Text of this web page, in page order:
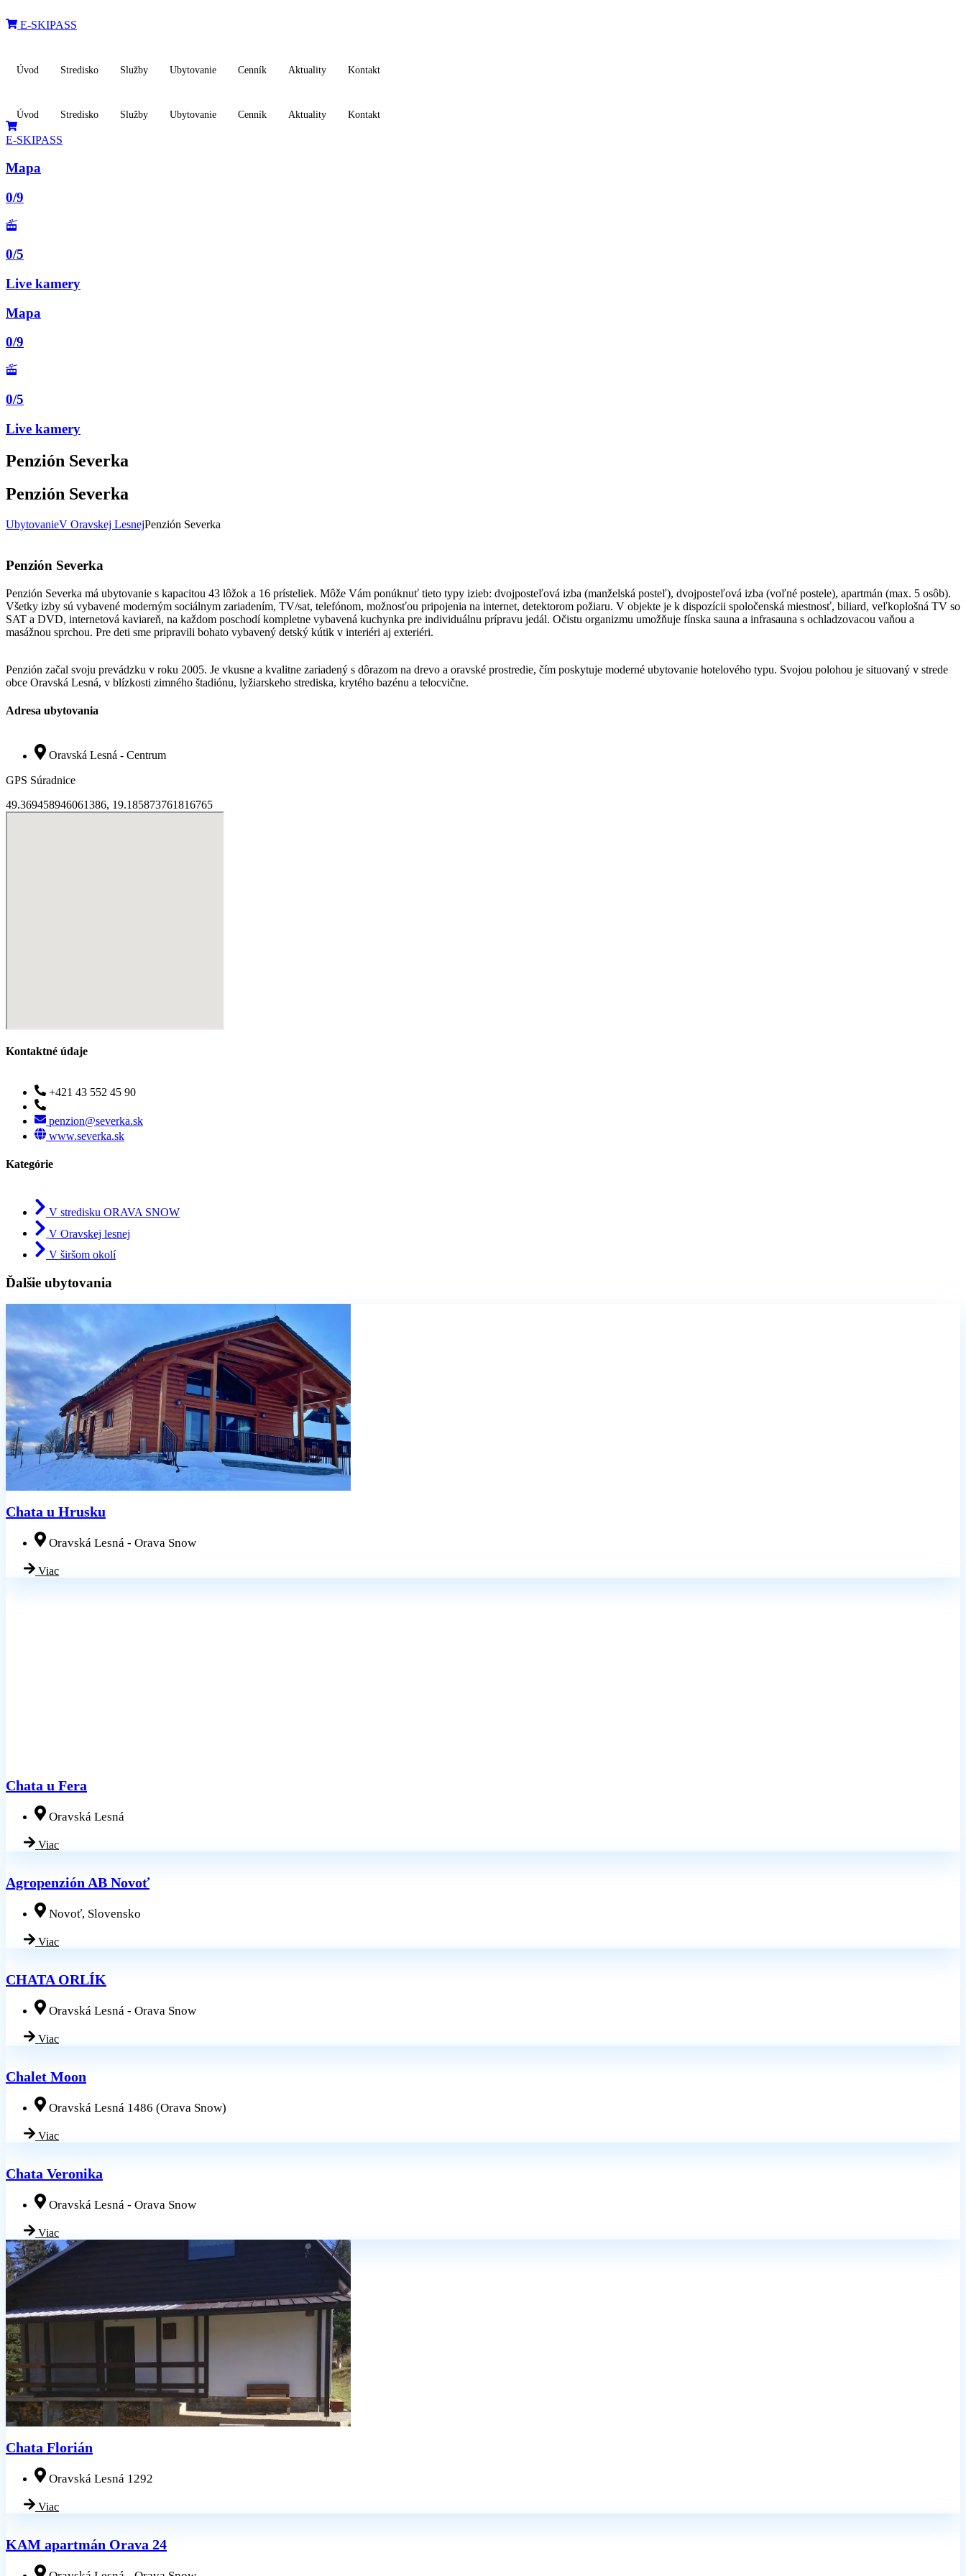
na E-SKIPASS
Úvod Stredisko Služby Ubytovanie Cenník Aktuality Kontakt
Úvod Stredisko Služby Ubytovanie Cenník Aktuality Kontakt
E-SKIPASS
Mapa
0/9
0/5
Live kamery
Mapa
0/9
0/5
Live kamery
Penzión Severka
Penzión Severka
UbytovanieV Oravskej LesnejPenzión Severka
Penzión Severka
Penzión Severka má ubytovanie s kapacitou 43 lôžok a 16 prísteliek. Môže Vám ponúknuť tieto typy izieb: dvojposteľová izba (manželská posteľ), dvojposteľová izba (voľné postele), apartmán (max. 5 osôb).
Všetky izby sú vybavené moderným sociálnym zariadením, TV/sat, telefónom, možnosťou pripojenia na internet, detektorom požiaru. V objekte je k dispozícii spoločenská miestnosť, biliard, veľkoplošná TV so
SAT a DVD, internetová kaviareň, na každom poschodí kompletne vybavená kuchynka pre individuálnu prípravu jedál. Očistu organizmu umožňuje fínska sauna a infrasauna s ochladzovacou vaňou a
masážnou sprchou. Pre deti sme pripravili bohato vybavený detský kútik v interiéri aj exteriéri.
Penzión začal svoju prevádzku v roku 2005. Je vkusne a kvalitne zariadený s dôrazom na drevo a oravské prostredie, čím poskytuje moderné ubytovanie hotelového typu. Svojou polohou je situovaný v strede
obce Oravská Lesná, v blízkosti zimného štadiónu, lyžiarskeho strediska, krytého bazénu a telocvične.
Adresa ubytovania
Oravská Lesná - Centrum
GPS Súradnice
49.369458946061386, 19.185873761816765
Kontaktné údaje
+421 43 552 45 90
penzion@severka.sk
www.severka.sk
Kategórie
V stredisku ORAVA SNOW
V Oravskej lesnej
V širšom okolí
Ďalšie ubytovania
Chata u Hrusku
Oravská Lesná - Orava Snow
Viac
Chata u Fera
Oravská Lesná
Viac
Agropenzión AB Novoť
Novoť, Slovensko
Viac
CHATA ORLÍK
Oravská Lesná - Orava Snow
Viac
Chalet Moon
Oravská Lesná 1486 (Orava Snow)
Viac
Chata Veronika
Oravská Lesná - Orava Snow
Viac
Chata Florián
Oravská Lesná 1292
Viac
KAM apartmán Orava 24